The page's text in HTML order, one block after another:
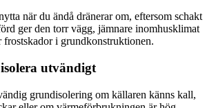
när du ändå dränerar om, eftersom schakt
ger den torr vägg, jämnare inomhusklimat
i grundkonstruktionen.
utvändigt
grundisolering om källaren känns kall,